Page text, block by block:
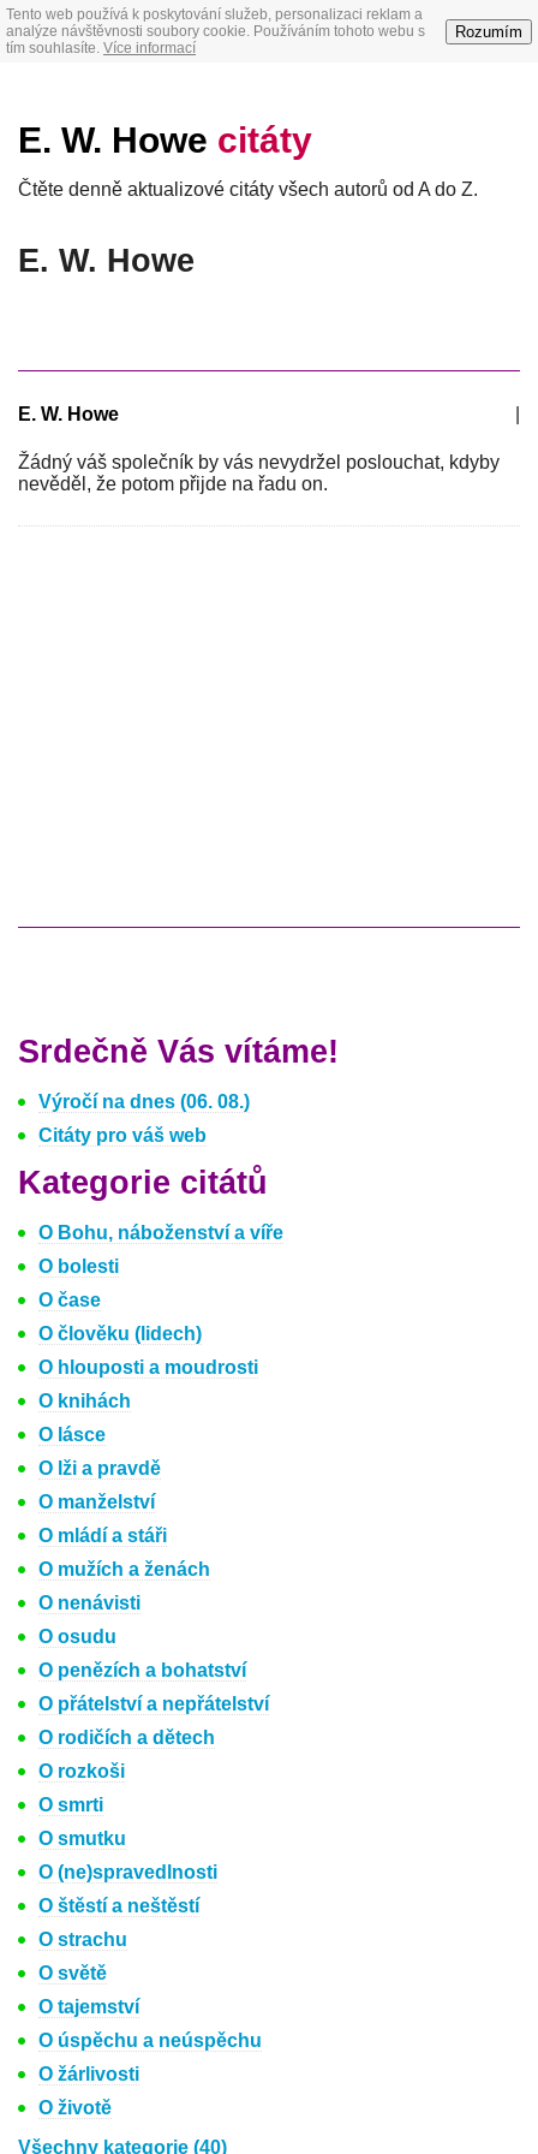
Tento web používá k poskytování služeb, personalizaci reklam a
analýze návštěvnosti soubory cookie. Používáním tohoto webu s
tím souhlasíte. Více informací
Rozumím
E. W. Howe citáty
Čtěte denně aktualizové citáty všech autorů od A do Z.
E. W. Howe
E. W. Howe
Žádný váš společník by vás nevydržel poslouchat, kdyby
nevěděl, že potom přijde na řadu on.
Srdečně Vás vítáme!
Výročí na dnes (06. 08.)
Citáty pro váš web
Kategorie citátů
O Bohu, náboženství a víře
O bolesti
O čase
O člověku (lidech)
O hlouposti a moudrosti
O knihách
O lásce
O lži a pravdě
O manželství
O mládí a stáři
O mužích a ženách
O nenávisti
O osudu
O penězích a bohatství
O přátelství a nepřátelství
O rodičích a dětech
O rozkoši
O smrti
O smutku
O (ne)spravedlnosti
O štěstí a neštěstí
O strachu
O světě
O tajemství
O úspěchu a neúspěchu
O žárlivosti
O životě
Všechny kategorie (40)